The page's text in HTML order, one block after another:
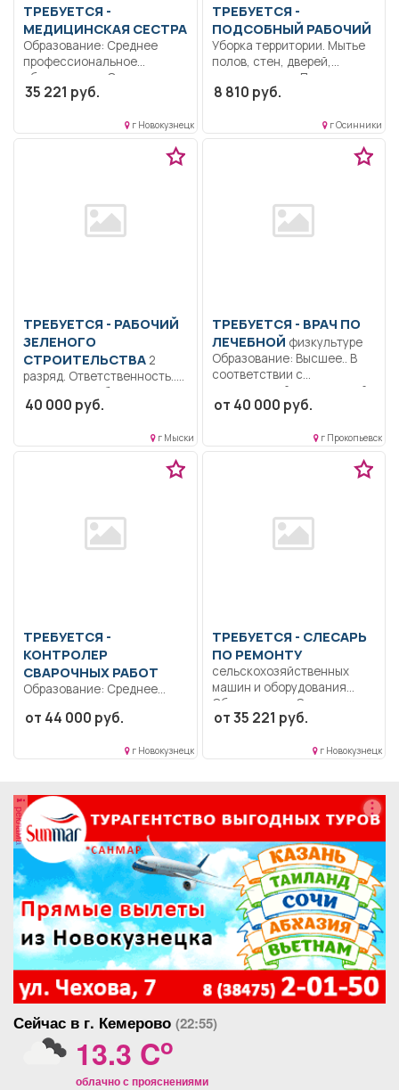
ТРЕБУЕТСЯ -
МЕДИЦИНСКАЯ СЕСТРА
Образование: Среднее
профессиональное
образование.. Оказывает
доврачебную медицинскую
35 221 руб.
г Новокузнецк
ТРЕБУЕТСЯ -
ПОДСОБНЫЙ РАБОЧИЙ
Уборка территории. Мытье
полов, стен, дверей,
подоконников. Прополка и...
8 810 руб.
г Осинники
ТРЕБУЕТСЯ - РАБОЧИЙ
ЗЕЛЕНОГО
СТРОИТЕЛЬСТВА
разряд. Ответственность..
Выполняет работы при
закладке зеленых
40 000 руб.
г Мыски
ТРЕБУЕТСЯ - ВРАЧ ПО
ЛЕЧЕБНОЙ физкультуре
Образование: Высшее.. В
соответствии с
должностной инструкцией,
утвержденной в...
от 40 000 руб.
г Прокопьевск
ТРЕБУЕТСЯ -
КОНТРОЛЕР
СВАРОЧНЫХ РАБОТ
Образование: Среднее
Выполняет обязанности по
от 44 000 руб.
г Новокузнецк
ТРЕБУЕТСЯ - СЛЕСАРЬ
ПО РЕМОНТУ
сельскохозяйственных
машин и оборудования
Образование: Среднее
профессиональное
от 35 221 руб.
г Новокузнецк
реклама
Сейчас в г. Кемерово (22:55)
13.3 Co
облачно с прояснениями